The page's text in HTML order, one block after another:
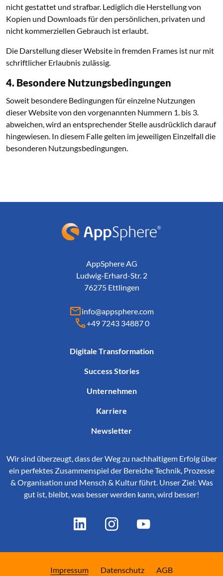
nicht gestattet und strafbar. Lediglich die Herstellung von
Kopien und Downloads für den persönlichen, privaten und
nicht kommerziellen Gebrauch ist erlaubt.
Die Darstellung dieser Website in fremden Frames ist nur mit
schriftlicher Erlaubnis zulässig.
4. Besondere Nutzungsbedingungen
Soweit besondere Bedingungen für einzelne Nutzungen
dieser Website von den vorgenannten Nummern 1. bis 3.
abweichen, wird an entsprechender Stelle ausdrücklich darauf
hingewiesen. In diesem Falle gelten im jeweiligen Einzelfall die
besonderen Nutzungsbedingungen.
AppSphere IT-Lösungsanbieter
AppSphere AG
Ludwig-Erhard-Str. 2
76275 Ettlingen
info@appsphere.com
+49 7243 34887 0
Digitale Transformation
Success Stories
Unternehmen
Karriere
Newsletter
Wir sind überzeugt, dass der Weg zu nachhaltigem Erfolg über
ein perfektes Zusammenspiel der Bereiche Technik, Prozesse
& Organisation und Mensch & Kultur führt. Unser Ziel: Was
gut ist, bleibt, was besser werden kann, wird besser!
Impressum(aktuell)
Datenschutz AGB